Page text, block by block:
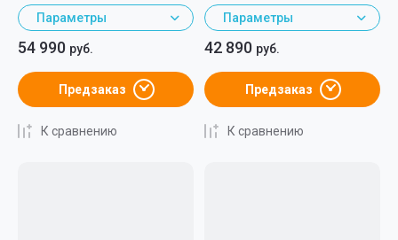
Параметры
54 990 руб.
Предзаказ
К сравнению
Параметры
42 890 руб.
Предзаказ
К сравнению